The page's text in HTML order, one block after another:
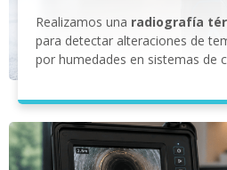
Realizamos una radiografía
para detectar alteraciones de
por humedades en sistemas de